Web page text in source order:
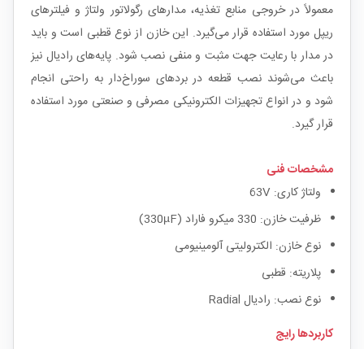
معمولاً در خروجی منابع تغذیه، مدارهای رگولاتور ولتاژ و فیلترهای
ریپل مورد استفاده قرار می‌گیرد. این خازن از نوع قطبی است و باید
در مدار با رعایت جهت مثبت و منفی نصب شود. پایه‌های رادیال نیز
باعث می‌شوند نصب قطعه در بردهای سوراخ‌دار به راحتی انجام
شود و در انواع تجهیزات الکترونیکی مصرفی و صنعتی مورد استفاده
قرار گیرد.
مشخصات فنی
ولتاژ کاری: 63V
ظرفیت خازن: 330 میکرو فاراد (330µF)
نوع خازن: الکترولیتی آلومینیومی
پلاریته: قطبی
نوع نصب: رادیال Radial
کاربردها رایج